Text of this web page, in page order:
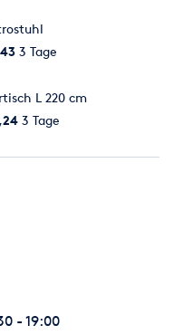
3 Tage
L 220 cm
3 Tage
- 19:00